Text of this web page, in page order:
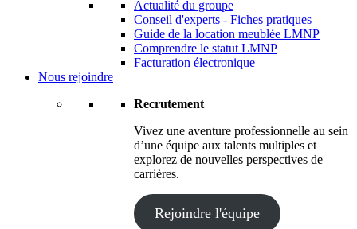
Actualité du groupe
Conseil d'experts - Fiches pratiques
Guide de la location meublée LMNP
Comprendre le statut LMNP
Facturation électronique
Nous rejoindre
Recrutement
Vivez une aventure professionnelle au sein
d’une équipe aux talents multiples et
explorez de nouvelles perspectives de
carrières.
Rejoindre l'équipe